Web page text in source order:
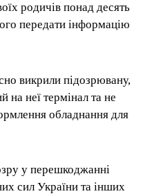
родичів понад десять
передати інформацію
викрили підозрювану,
на неї термінал та не
обладнання для
у перешкоджанні
сил України та інших